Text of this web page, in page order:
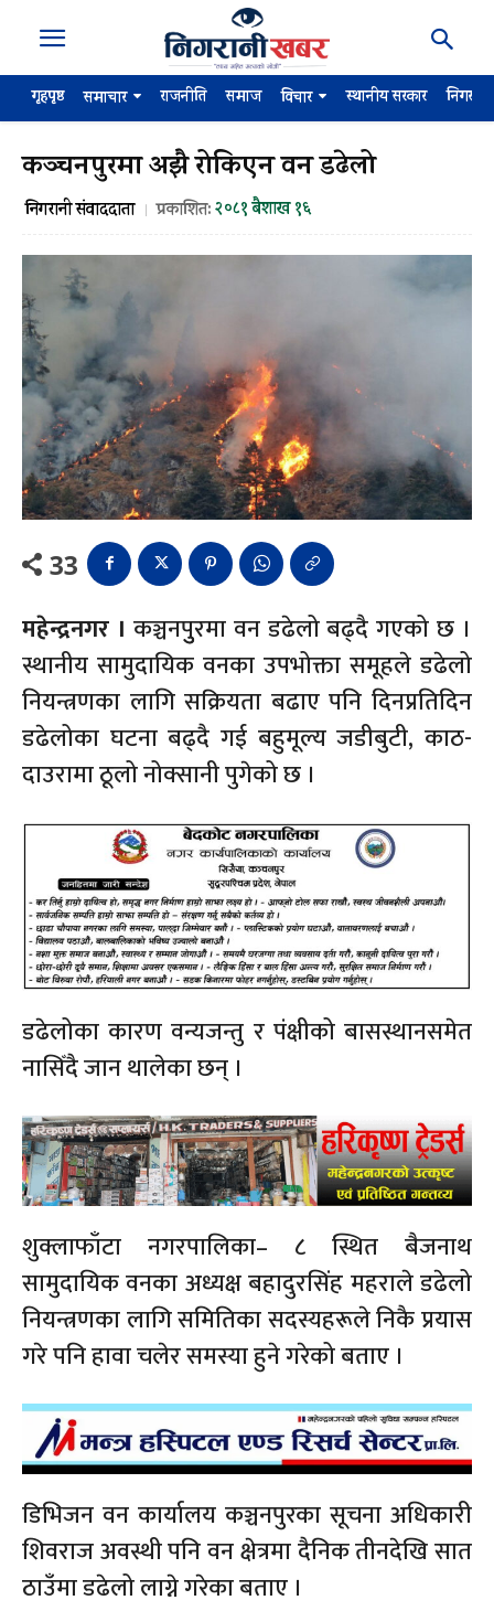
गृहपृष्ठ समाचार राजनीति समाज विचार स्थानीय सरकार
कञ्चनपुरमा अझै रोकिएन वन डढेलो
निगरानी संवाददाता प्रकाशित:२०८१ बैशाख १६
33
महेन्द्रनगर । कञ्चनपुुरमा वन डढेलो बढ्दै गएको छ ।
स्थानीय सामुदायिक वनका उपभोक्ता समूहले डढेलो
नियन्त्रणका लागि सक्रियता बढाए पनि दिनप्रतिदिन
डढेलोका घटना बढ्दै गई बहुमूल्य जडीबुटी, काठ-
दाउरामा ठूलो नोक्सानी पुगेको छ ।
डढेलोका कारण वन्यजन्तु र पंक्षीको बासस्थानसमेत
नासिँदै जान थालेका छन् ।
शुक्लाफाँटा नगरपालिका– ८ स्थित बैजनाथ
सामुदायिक वनका अध्यक्ष बहादुरसिंह महराले डढेलो
नियन्त्रणका लागि समितिका सदस्यहरूले निकै प्रयास
गरे पनि हावा चलेर समस्या हुने गरेको बताए ।
डिभिजन वन कार्यालय कञ्चनपुरका सूचना अधिकारी
शिवराज अवस्थी पनि वन क्षेत्रमा दैनिक तीनदेखि सात
ठाउँमा डढेलो लाग्ने गरेका बताए ।